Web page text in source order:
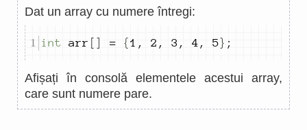
Dat un array cu numere întregi:
int arr [] = {1 , 2 , 3 , 4 , 5} ;
Afișați în consolă elementele acestui array,
care sunt numere pare.